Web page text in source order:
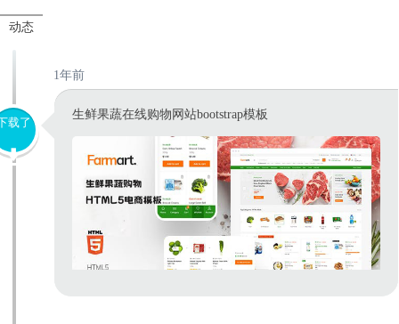
动态
1年前
载了
生鲜果蔬在线购物网站bootstrap模板